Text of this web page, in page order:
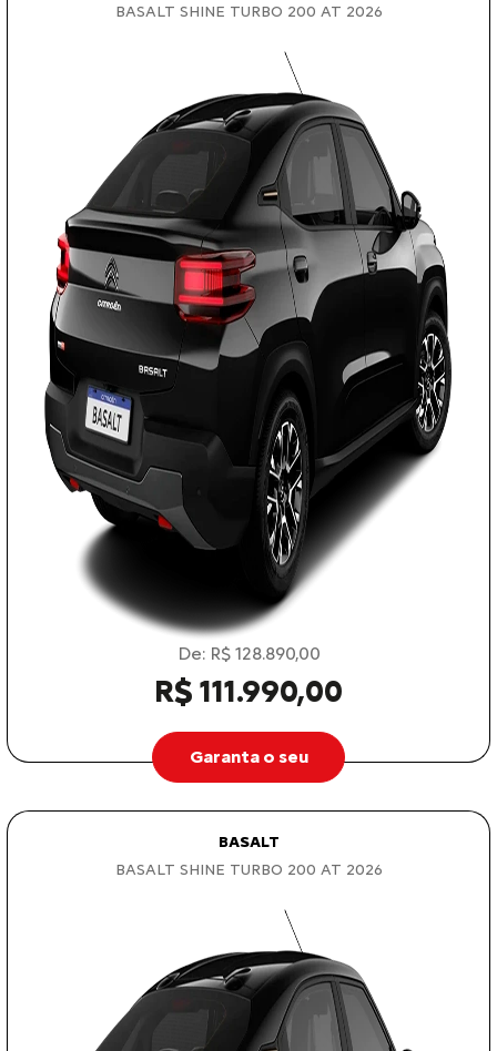
BASALT SHINE TURBO 200 AT 2026
De: R$ 128.890,00
R$ 111.990,00
Garanta o seu
BASALT
BASALT SHINE TURBO 200 AT 2026